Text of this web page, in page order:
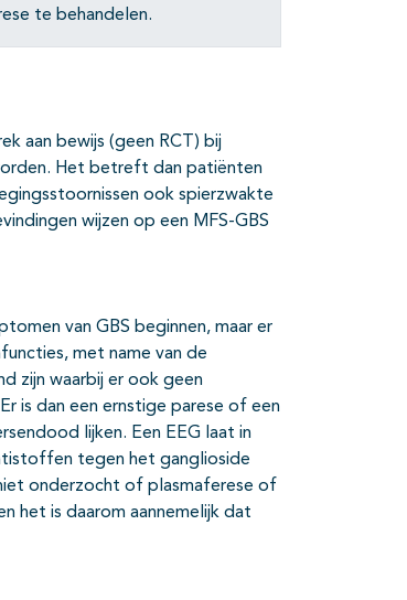
te behandelen.
aan bewijs (geen RCT) bij
Het betreft dan patiënten
ook spierzwakte
wijzen op een MFS-GBS
van GBS beginnen, maar er
met name van de
zijn waarbij er ook geen
is dan een ernstige parese of een
lijken. Een EEG laat in
tegen het ganglioside
onderzocht of plasmaferese of
het is daarom aannemelijk dat